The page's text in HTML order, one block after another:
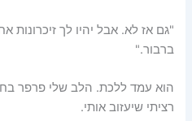
"גם אז לא. אבל יהיו לך זיכרונות
ברבור."
הוא עמד ללכת. הלב שלי פרפר
רציתי שיעזוב אותי.